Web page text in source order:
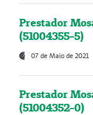
Prestador
(51004355-5)
07 de Maio de 2021
Prestador
(51004352-0)